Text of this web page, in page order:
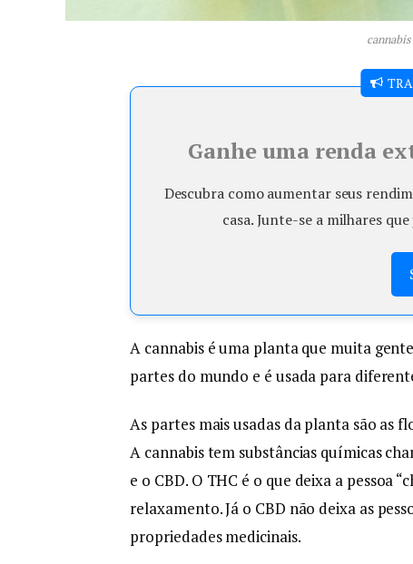
Ganhe uma renda
Descubra como aumentar seus
casa. Junte-se a milhares
A cannabis é uma planta que muita
partes do mundo e é usada para
As partes mais usadas da planta são as
A cannabis tem substâncias químicas
e o CBD. O THC é o que deixa a pessoa
relaxamento. Já o CBD não deixa as
propriedades medicinais.